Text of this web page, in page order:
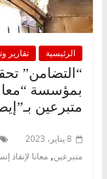
الرئيسية تقارير
“التضامن”
بمؤسسة
متبرعين
8 يناير، 2023
متبرعين, معانا لإنقاذ